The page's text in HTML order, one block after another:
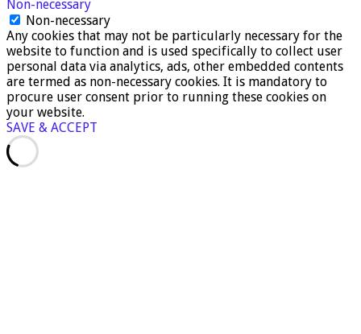
Non-necessary
Non-necessary
Any cookies that may not be particularly necessary for the
website to function and is used specifically to collect user
personal data via analytics, ads, other embedded contents
are termed as non-necessary cookies. It is mandatory to
procure user consent prior to running these cookies on
your website.
SAVE & ACCEPT